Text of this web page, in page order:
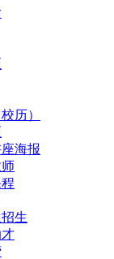
历）
海报
生